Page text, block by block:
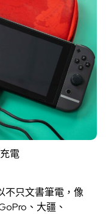
電
不只文書筆電，像
、大疆、